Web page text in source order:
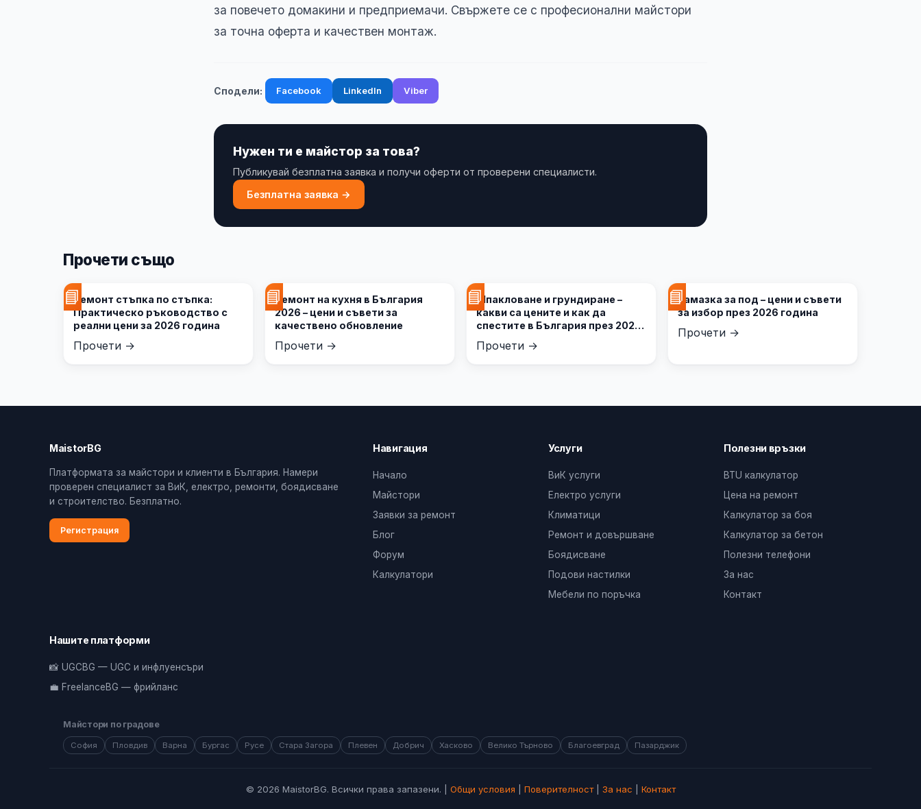
за повечето домакини и предприемачи. Свържете се с професионални майстори
за точна оферта и качествен монтаж.
Сподели: Facebook LinkedIn Viber
Нужен ти е майстор за това?
Публикувай безплатна заявка и получи оферти от проверени специалисти.
Безплатна заявка →
Прочети също
📘Ремонт стъпка по стъпка:
Практическо ръководство с
реални цени за 2026 година
Прочети →
📘Ремонт на кухня в България
2026 – цени и съвети за
качествено обновление
Прочети →
📘Шпакловане и грундиране –
какви са цените и как да
спестите в България през 2026
Прочети →
📘Замазка за под – цени и съвети
за избор през 2026 година
Прочети →
MaistorBG
Платформата за майстори и клиенти в България. Намери
проверен специалист за ВиК, електро, ремонти, боядисване
и строителство. Безплатно.
Регистрация
Навигация
Начало
Майстори
Заявки за ремонт
Блог
Форум
Калкулатори
Услуги
ВиК услуги
Електро услуги
Климатици
Ремонт и довършване
Боядисване
Подови настилки
Мебели по поръчка
Полезни връзки
BTU калкулатор
Цена на ремонт
Калкулатор за боя
Калкулатор за бетон
Полезни телефони
За нас
Контакт
Нашите платформи
📸 UGCBG — UGC и инфлуенсъри
💼 FreelanceBG — фрийланс
Майстори по градове
София Пловдив Варна Бургас Русе Стара Загора Плевен Добрич Хасково Велико Търново Благоевград Пазарджик
© 2026 MaistorBG. Всички права запазени. | Общи условия Поверителност| За нас Контакт